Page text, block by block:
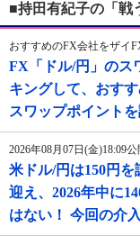
■持田有紀子の「戦
おすすめのFX会社をザイ
FX「ドル/円」のス
キングして、おす
スワップポイントを
2026年08月07日(金)18:09
米ドル/円は150円
迎え、2026年中に
はない！ 今回の介